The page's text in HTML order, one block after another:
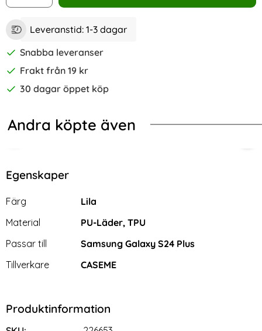
Leveranstid: 1-3 dagar
Snabba leveranser
Frakt från 19 kr
30 dagar öppet köp
Andra köpte även
Svart
Galaxy S24 Plus 2in1 Magnet Fodral / Skal Svart
CASEME Galaxy S24 Plus
Fodral RFID Läder Blå
Egenskaper
Egenskaper/attribut för denna produkt
Attribut
Färg
Lila
Material
PU-Läder, TPU
Passar till
Samsung Galaxy S24 Plus
Tillverkare
CASEME
Produktinformation